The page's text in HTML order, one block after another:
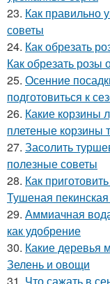
23. Как правильно
советы
24. Как обрезать
Как обрезать розы
25. Осенние
подготовиться к
26. Какие корзины
плетеные корзины
27. Засолить
полезные советы
28. Как
Тушеная
29. Аммиачная
как удобрение
30. Какие деревья
Зелень и овощи